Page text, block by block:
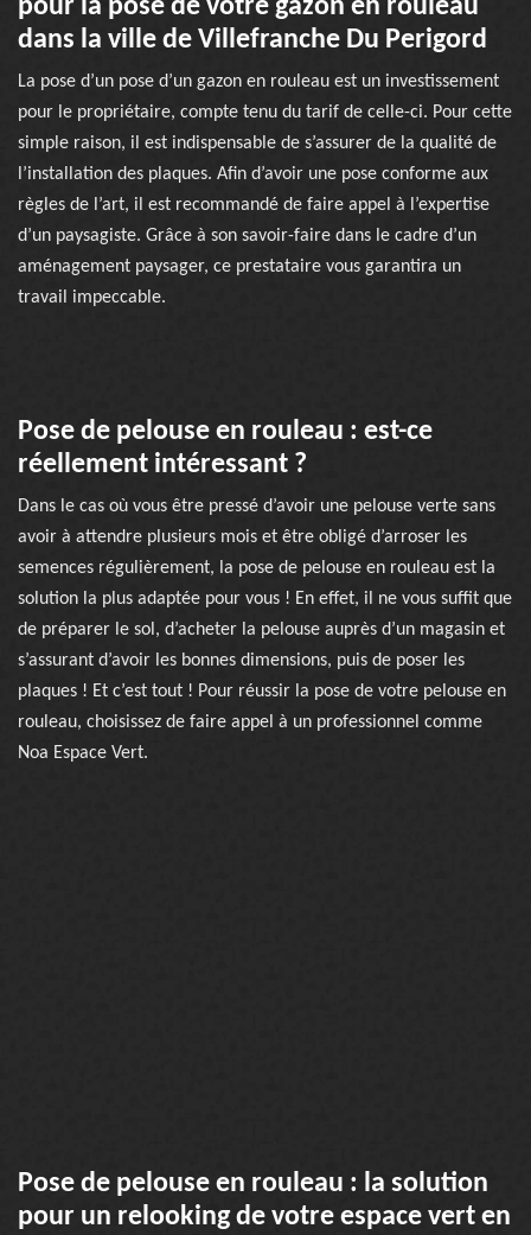
pour la pose de votre gazon en rouleau
dans la ville de Villefranche Du Perigord
La pose d’un pose d’un gazon en rouleau est un investissement
pour le propriétaire, compte tenu du tarif de celle-ci. Pour cette
simple raison, il est indispensable de s’assurer de la qualité de
l’installation des plaques. Afin d’avoir une pose conforme aux
règles de l’art, il est recommandé de faire appel à l’expertise
d’un paysagiste. Grâce à son savoir-faire dans le cadre d’un
aménagement paysager, ce prestataire vous garantira un
travail impeccable.
Pose de pelouse en rouleau : est-ce
réellement intéressant ?
Dans le cas où vous être pressé d’avoir une pelouse verte sans
avoir à attendre plusieurs mois et être obligé d’arroser les
semences régulièrement, la pose de pelouse en rouleau est la
solution la plus adaptée pour vous ! En effet, il ne vous suffit que
de préparer le sol, d’acheter la pelouse auprès d’un magasin et
s’assurant d’avoir les bonnes dimensions, puis de poser les
plaques ! Et c’est tout ! Pour réussir la pose de votre pelouse en
rouleau, choisissez de faire appel à un professionnel comme
Noa Espace Vert.
Pose de pelouse en rouleau : la solution
pour un relooking de votre espace vert en